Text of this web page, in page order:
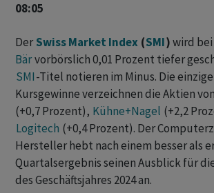
08:05
Der Swiss Market Index (SMI)wird
Bärvorbörslich 0,01 Prozent tiefer
SMI-Titel notieren im Minus. Die
Kursgewinne verzeichnen die Aktien von
(+0,7 Prozent), Kühne+Nagel (+2,2
Logitech (+0,4 Prozent). Der
Hersteller hebt nach einem besser als
Quartalsergebnis seinen Ausblick für
des Geschäftsjahres 2024 an.